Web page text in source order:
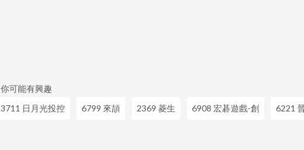
你可能有興趣
3711 日月光投控
6799 來頡 2369 菱生 6908 宏碁遊戲-創 6221